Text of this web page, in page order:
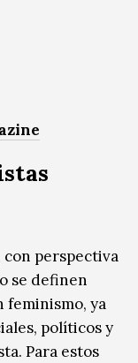
perspectiva
se definen
feminismo, ya
políticos y
Para estos